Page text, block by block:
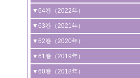
3号 有機分子変換やCO 資源化のための
光触媒に関する最近の研究
B号 第137回触媒討論会（2026年）
2号 水素製造のための水分解技術に関す
る最近の研究
3号 オレフィン系樹脂の精密合成に関す
る最新技術
4号 アルコール類の効率的変換を実現す
る非貴金属触媒の研究動向
2号 規制反応場を活用した固体触媒研究
の新展開
3号 未踏分子変換を目指した酸化触媒プ
ロセスの最前線
4号 シンクロトロン放射光および中性子
線を利用した触媒解析技術の最先端
1号 炭素が関わる触媒機能
2号 プラスチックケミカルリサイクルの
ための触媒技術
3号 非酸化物系金属化合物を基盤とした
触媒材料の開発
4号 格子酸素・格子酸素欠陥を利用した
▼64巻（2022年）
1号 合成ガス製造とCOを用いるケミカル
ズ合成の最新動向
2号 化学品合成のための合金触媒開発
3号 CO の排出削減および有効活用のた
▼63巻（2021年）
1号 金触媒の新展開
2号 ペロブスカイト
3号 特殊反応場を利用した触媒的分子変
▼62巻（2020年）
1号 触媒設計を拓く欠陥構造のキャラク
タリゼーション
▼61巻（2019年）
1号 物質移動制御に着目した触媒プロセ
▼60巻（2018年）